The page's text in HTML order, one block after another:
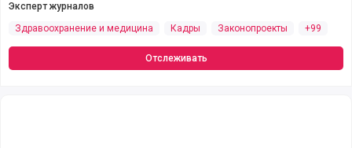
Эксперт журналов
Здравоохранение и медицина
Кадры Законопроекты +99
Отслеживать